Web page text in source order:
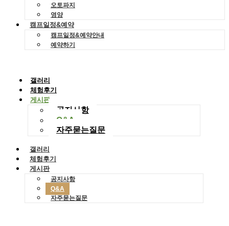
오토파지
영양
캠프일정&예약
캠프일정&예약안내
예약하기
갤러리
체험후기
게시판
공지사항
Q&A
자주묻는질문
갤러리
체험후기
게시판
공지사항
Q&A
자주묻는질문